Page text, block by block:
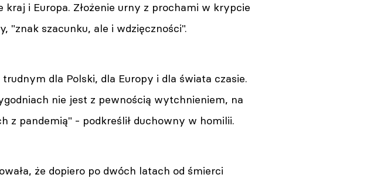
i Europa. Złożenie urny z prochami w krypcie
"znak szacunku, ale i wdzięczności".
dla Polski, dla Europy i dla świata czasie.
nie jest z pewnością wytchnieniem, na
z pandemią" - podkreślił duchowny w homilii.
że dopiero po dwóch latach od śmierci